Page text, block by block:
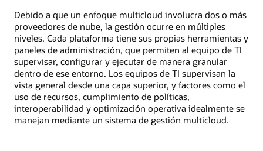
Capa
de
gestión
y
orquestación
Debido a que un enfoque multicloud involucra dos o más
proveedores de nube, la gestión ocurre en múltiples
niveles. Cada plataforma tiene sus propias herramientas y
paneles de administración, que permiten al equipo de TI
supervisar, configurar y ejecutar de manera granular
dentro de ese entorno. Los equipos de TI supervisan la
vista general desde una capa superior, y factores como el
uso de recursos, cumplimiento de políticas,
interoperabilidad y optimización operativa idealmente se
manejan mediante un sistema de gestión multicloud.